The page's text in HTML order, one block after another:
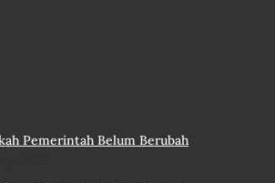
Pemerintah Belum Berubah